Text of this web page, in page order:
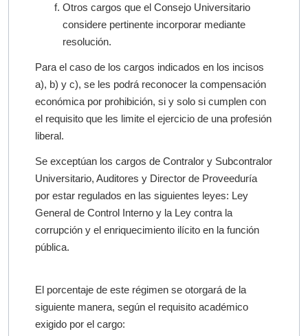
Otros cargos que el Consejo Universitario
considere pertinente incorporar mediante
resolución.
Para el caso de los cargos indicados en los incisos
a), b) y c), se les podrá reconocer la compensación
económica por prohibición, si y solo si cumplen con
el requisito que les limite el ejercicio de una profesión
liberal.
Se exceptúan los cargos de Contralor y Subcontralor
Universitario, Auditores y Director de Proveeduría
por estar regulados en las siguientes leyes: Ley
General de Control Interno y la Ley contra la
corrupción y el enriquecimiento ilícito en la función
pública.
El porcentaje de este régimen se otorgará de la
siguiente manera, según el requisito académico
exigido por el cargo: